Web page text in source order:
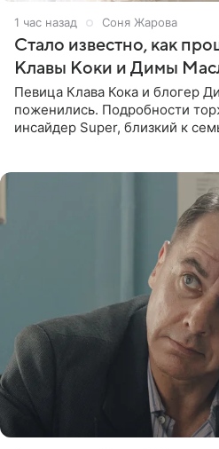
1 час назад Соня Жарова
Стало известно, как
Клавы Коки и Димы
Певица Клава Кока и блогер
поженились. Подробности
инсайдер Super, близкий к